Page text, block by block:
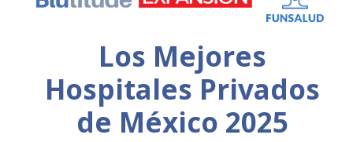
Los Mejores
Hospitales Privados
de México 2025